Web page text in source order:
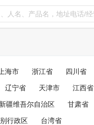
上海市 浙江省 四川省
辽宁省 天津市 江西省
新疆维吾尔自治区 甘肃省
行政区 台湾省